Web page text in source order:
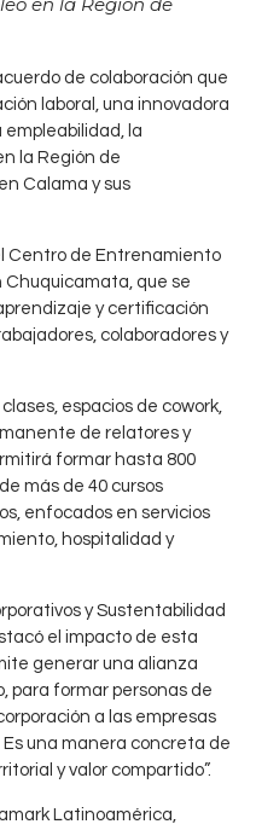
de colaboración que
laboral, una innovadora
la
la Región de
Calama y sus
Centro de Entrenamiento
Chuquicamata, que se
y certificación
colaboradores y
espacios de cowork,
de relatores y
formar hasta 800
más de 40 cursos
enfocados en servicios
hospitalidad y
y Sustentabilidad
el impacto de esta
generar una alianza
para formar personas de
a las empresas
una manera concreta de
y valor compartido”.
Latinoamérica,